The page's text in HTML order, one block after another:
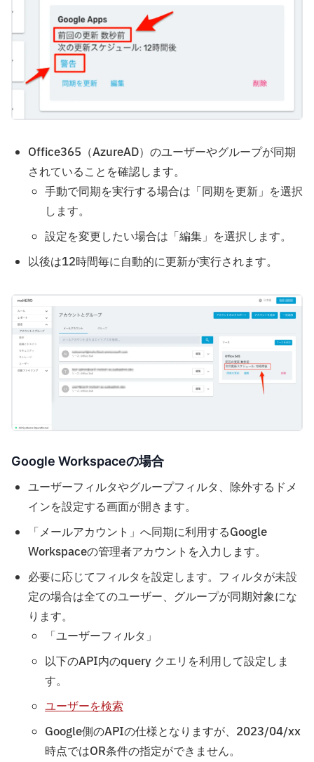
Office365（AzureAD）のユーザーやグループが同期
されていることを確認します。
手動で同期を実行する場合は「同期を更新」を選択
します。
設定を変更したい場合は「編集」を選択します。
以後は12時間毎に自動的に更新が実行されます。
Google Workspaceの場合
ユーザーフィルタやグループフィルタ、除外するドメ
インを設定する画面が開きます。
「メールアカウント」へ同期に利用するGoogle
Workspaceの管理者アカウントを入力します。
必要に応じてフィルタを設定します。フィルタが未設
定の場合は全てのユーザー、グループが同期対象にな
ります。
「ユーザーフィルタ」
以下のAPI内のquery クエリを利用して設定しま
す。
ユーザーを検索
Google側のAPIの仕様となりますが、2023/04/xx
時点ではOR条件の指定ができません。